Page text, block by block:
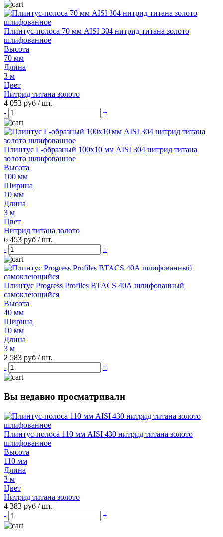
Плинтус-полоса 70 мм AISI 304 нитрид титана золото
шлифованное
Высота
70 мм
Длина
3 м
Цвет
Нитрид титана золото
4 053 руб / шт.
-
+
Плинтус L-образный 100х10 мм AISI 304 нитрид титана
золото шлифованное
Высота
100 мм
Ширина
10 мм
Длина
3 м
Цвет
Нитрид титана золото
6 453 руб / шт.
-
+
Плинтус Progress Profiles BTACS 40А шлифованный
самоклеющийся
Высота
40 мм
Ширина
10 мм
Длина
3 м
2 583 руб / шт.
-
+
Вы недавно просматривали
Плинтус-полоса 110 мм AISI 430 нитрид титана золото
шлифованное
Высота
110 мм
Длина
3 м
Цвет
Нитрид титана золото
4 383 руб / шт.
-
+